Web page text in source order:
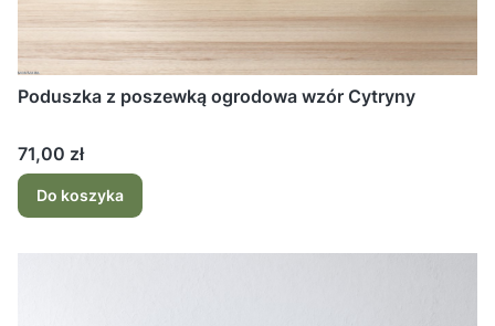
Poduszka z poszewką ogrodowa wzór Cytryny
Cena
71,00 zł
Do koszyka